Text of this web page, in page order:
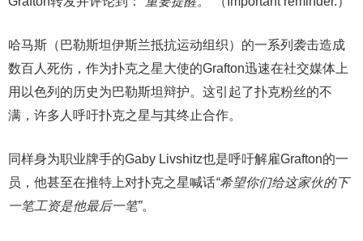
哈马斯（巴勒斯坦伊斯兰抵抗运动组织）的一系列袭击造成
数百人死伤，作为扑克之星大使的Grafton迅速在社交媒体上
用以色列的历史为巴勒斯坦辩护。这引起了扑克粉丝的不
满，许多人呼吁扑克之星与其终止合作。
同样身为职业牌手的Gaby Livshitz也是呼吁解雇Grafton的一
员，他甚至在推特上对扑克之星喊话“希望你们给这家伙的下
一笔工资是他最后一笔”。